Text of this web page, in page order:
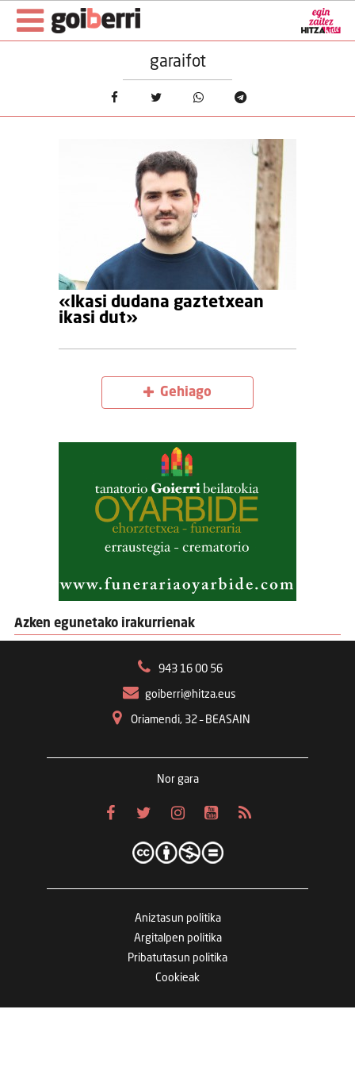
garaifot
«Ikasi dudana gaztetxean
ikasi dut»
Gehiago
Azken egunetako irakurrienak
943 16 00 56
goiberri@hitza.eus
Oriamendi, 32 – BEASAIN
Nor gara
Aniztasun politika
Argitalpen politika
Pribatutasun politika
Cookieak